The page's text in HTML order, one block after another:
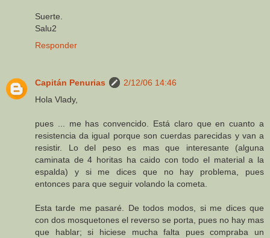
Suerte.
Salu2
Responder
Capitán Penurias
2/12/06 14:46
Hola Vlady,
pues ... me has convencido. Está claro que en cuanto a
resistencia da igual porque son cuerdas parecidas y van a
resistir. Lo del peso es mas que interesante (alguna
caminata de 4 horitas ha caido con todo el material a la
espalda) y si me dices que no hay problema, pues
entonces para que seguir volando la cometa.
Esta tarde me pasaré. De todos modos, si me dices que
con dos mosquetones el reverso se porta, pues no hay mas
que hablar; si hiciese mucha falta pues compraba un